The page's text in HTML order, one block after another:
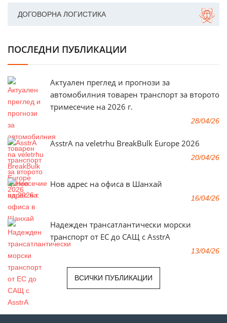
ДОГОВОРНА ЛОГИСТИКА
ПОСЛЕДНИ ПУБЛИКАЦИИ
Актуален преглед и прогнози за
автомобилния товарен транспорт за второто
тримесечие на 2026 г.
28/04/26
AsstrA na veletrhu BreakBulk Europe 2026
20/04/26
Нов адрес на офиса в Шанхай
16/04/26
Надежден трансатлантически морски
транспорт от ЕС до САЩ с AsstrA
13/04/26
ВСИЧКИ ПУБЛИКАЦИИ